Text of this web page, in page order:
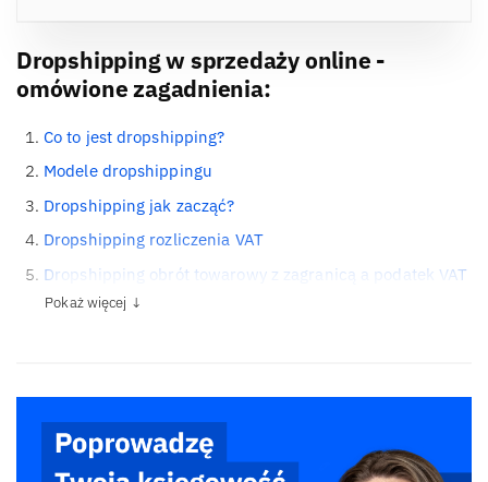
Dropshipping w sprzedaży online -
omówione zagadnienia:
Co to jest dropshipping?
Modele dropshippingu
Dropshipping jak zacząć?
Dropshipping rozliczenia VAT
Dropshipping obrót towarowy z zagranicą a podatek VAT
Pokaż więcej ↓